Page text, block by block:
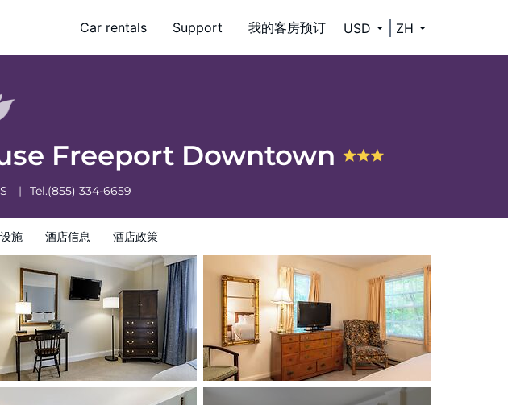
Car rentals Support 我的客房预订 USD ZH
Freeport Downtown
Tel.(855) 334-6659
施 酒店信息 酒店政策